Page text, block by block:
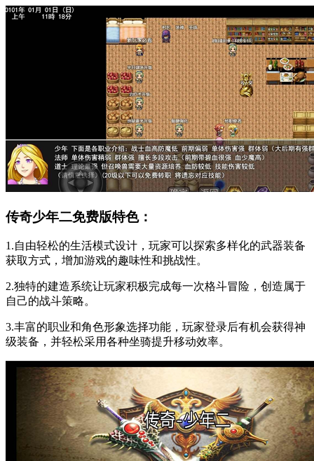
传奇少年二免费版特色：
1.自由轻松的生活模式设计，玩家可以探索多样化的武器装备
获取方式，增加游戏的趣味性和挑战性。
2.独特的建造系统让玩家积极完成每一次格斗冒险，创造属于
自己的战斗策略。
3.丰富的职业和角色形象选择功能，玩家登录后有机会获得神
级装备，并轻松采用各种坐骑提升移动效率。